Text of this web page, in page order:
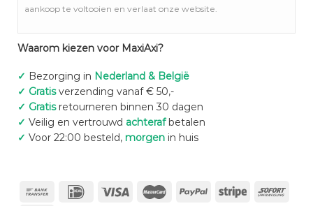
aankoop te voltooien en verlaat onze website.
Waarom kiezen voor MaxiAxi?
✓ Bezorging in Nederland & België
✓ Gratisverzending vanaf € 50,-
✓ Gratisretourneren binnen 30 dagen
✓ Veilig en vertrouwd achterafbetalen
✓ Voor 22:00 besteld, morgenin huis